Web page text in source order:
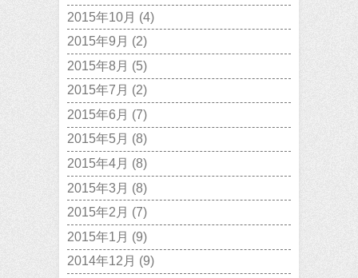
2015年10月 (4)
2015年9月 (2)
2015年8月 (5)
2015年7月 (2)
2015年6月 (7)
2015年5月 (8)
2015年4月 (8)
2015年3月 (8)
2015年2月 (7)
2015年1月 (9)
2014年12月 (9)